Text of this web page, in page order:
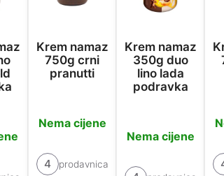
Krem namaz
750g crni
pranutti
Nema cijene
4 prodavnica
Krem namaz
350g duo
lino lada
podravka
Nema cijene